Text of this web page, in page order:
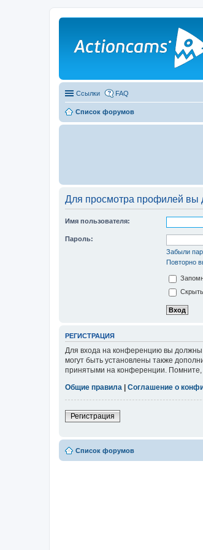
Ссылки FAQ
Список форумов
Для просмотра профилей вы
Имя пользователя:
Пароль:
Забыли
Повторно
РЕГИСТРАЦИЯ
Для входа на конференцию вы должны
могут быть установлены также
принятыми на конференции. Помните,
Общие правила | Соглашение о
Регистрация
Список форумов